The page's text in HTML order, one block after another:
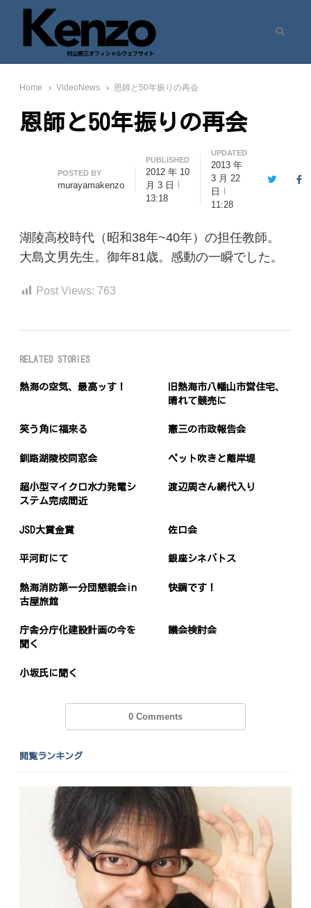
七転八起 – 村山憲三 Official Site
村山憲三ウェブサイト
Home VideoNews 恩師と50年振りの再会
恩師と50年振りの再会
Author
POSTED BY
murayamakenzo
PUBLISHED
2012 年 10
月 3 日
13:18
UPDATED
2013 年
3 月 22
日
11:28
Twitter
湖陵高校時代（昭和38年~40年）の担任教師。
大島文男先生。御年81歳。感動の一瞬でした。
Post Views: 763
RELATED STORIES
熱海の空気、最高ッす！
旧熱海市八幡山市営住宅、
晴れて競売に
笑う角に福来る 憲三の市政報告会
釧路湖陵校同窓会 ペット吹きと離岸堤
超小型マイクロ水力発電シ
ステム完成間近
渡辺周さん網代入り
JSD大賞金賞 佐口会
平河町にて 銀座シネバトス
熱海消防第一分団懇親会in
古屋旅館
快調です！
庁舎分庁化建設計画の今を
聞く
議会検討会
小坂氏に聞く
0 Comments
閲覧ランキング